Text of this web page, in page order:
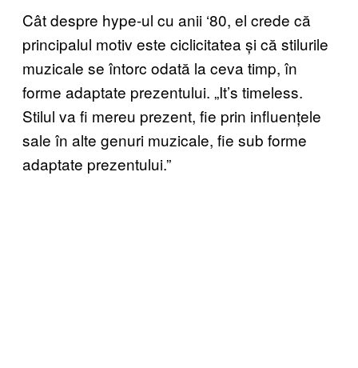
Cât despre hype-ul cu anii ‘80, el crede că
principalul motiv este ciclicitatea și că stilurile
muzicale se întorc odată la ceva timp, în
forme adaptate prezentului. „It’s timeless.
Stilul va fi mereu prezent, fie prin influențele
sale în alte genuri muzicale, fie sub forme
adaptate prezentului.”